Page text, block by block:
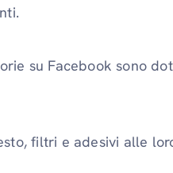
su Facebook sono
filtri e adesivi alle